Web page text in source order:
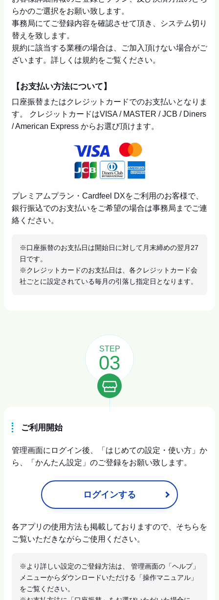
らかのご選択をお願い致します。
事務局にてご登録内容を確認させて頂き、システム切り
替えを致します。
規約に該当する業種の場合は、ご加入頂けない場合がご
ざいます。詳しくは規約をご覧ください。
【お支払い方法について】
口座振替またはクレジットカードでのお支払いとなりま
す。 クレジットカードはVISA / MASTER / JCB / Diners
/ American Express からお選び頂けます。
プレミアムプラン・Cardfeel DXをご利用のお客様で、
銀行振込でのお支払いをご希望の場合は事務局までご連
絡ください。
※口座振替のお支払日は開始日に対して月末締めの翌月27
日です。
※クレジットカードのお支払日は、各クレジットカード会
社ごとに設定されている毎月の引落し指定日となります。
STEP
03
ご利用開始
管理画面にログイン後、「はじめての設定・使い方」か
ら、「かんたん設定」のご登録をお願い致します。
ログインする
各アプリの使用方法も掲載しておりますので、そちらを
ご覧いただきながらご使用ください。
※より詳しい設定のご登録方法は、 管理画面の「ヘルプ」
メニューからダウンロードいただける「操作マニュアル」
をご覧ください。